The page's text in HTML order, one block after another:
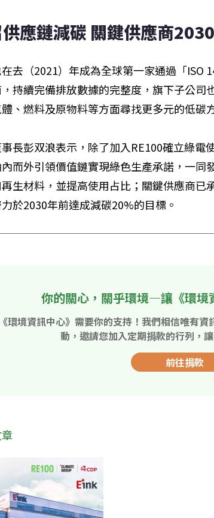
應鏈減碳 關鍵供應商
去（2021）年成為全球第一家通過「ISO
持續完備排放數據的完整度，旗下子公司
、燃料及原物料等方面尋找更多元的低碳
長彭双浪表示，除了加入RE100確立綠電
而外引領價值鏈實現綠色生產承諾，一同
生材料，並提高使用占比；關鍵供應商已
於2030年前達成減碳20%的目標。
你的關心，關乎環境—讓《環境
《環境資訊中心》需要你的支持！我們相信唯有
動，邀請您加入定期捐款的行列，
前往捐款